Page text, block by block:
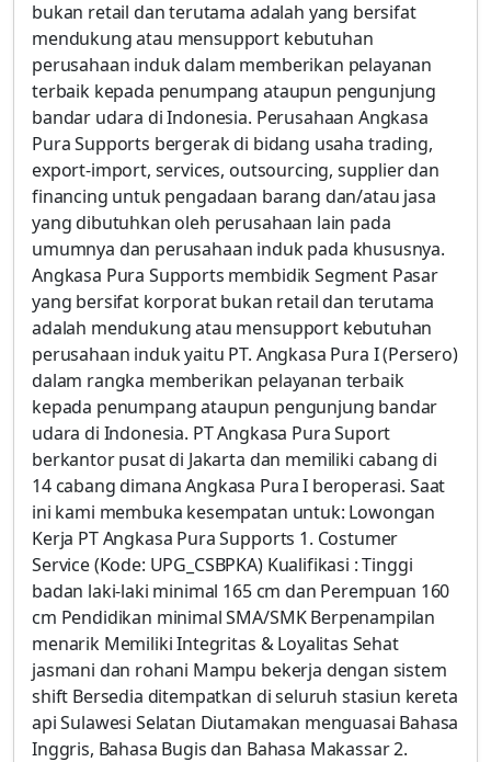
bukan retail dan terutama adalah yang bersifat
mendukung atau mensupport kebutuhan
perusahaan induk dalam memberikan pelayanan
terbaik kepada penumpang ataupun pengunjung
bandar udara di Indonesia. Perusahaan Angkasa
Pura Supports bergerak di bidang usaha trading,
export-import, services, outsourcing, supplier dan
financing untuk pengadaan barang dan/atau jasa
yang dibutuhkan oleh perusahaan lain pada
umumnya dan perusahaan induk pada khususnya.
Angkasa Pura Supports membidik Segment Pasar
yang bersifat korporat bukan retail dan terutama
adalah mendukung atau mensupport kebutuhan
perusahaan induk yaitu PT. Angkasa Pura I (Persero)
dalam rangka memberikan pelayanan terbaik
kepada penumpang ataupun pengunjung bandar
udara di Indonesia. PT Angkasa Pura Suport
berkantor pusat di Jakarta dan memiliki cabang di
14 cabang dimana Angkasa Pura I beroperasi. Saat
ini kami membuka kesempatan untuk: Lowongan
Kerja PT Angkasa Pura Supports 1. Costumer
Service (Kode: UPG_CSBPKA) Kualifikasi : Tinggi
badan laki-laki minimal 165 cm dan Perempuan 160
cm Pendidikan minimal SMA/SMK Berpenampilan
menarik Memiliki Integritas & Loyalitas Sehat
jasmani dan rohani Mampu bekerja dengan sistem
shift Bersedia ditempatkan di seluruh stasiun kereta
api Sulawesi Selatan Diutamakan menguasai Bahasa
Inggris, Bahasa Bugis dan Bahasa Makassar 2.